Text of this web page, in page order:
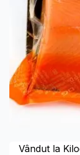
Vândut la